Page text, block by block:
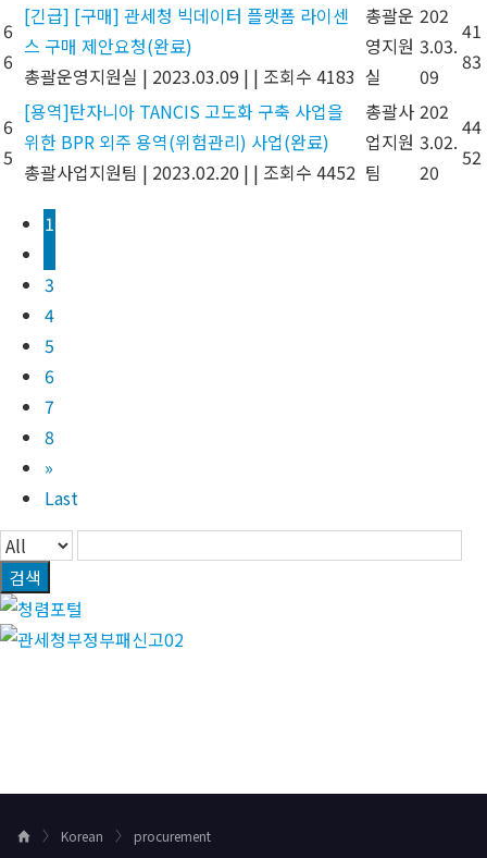
6
6
[긴급] [구매] 관세청 빅데이터 플랫폼 라이센
스 구매 제안요청(완료)
총괄운영지원실 | 2023.03.09 | | 조회수 4183
총괄운
영지원
실
202
3.03.
09
41
83
6
5
[용역]탄자니아 TANCIS 고도화 구축 사업을
위한 BPR 외주 용역(위험관리) 사업(완료)
총괄사업지원팀 | 2023.02.20 | | 조회수 4452
총괄사
업지원
팀
202
3.02.
20
44
52
1
3
4
5
6
7
8
»
Last
검색
H
Korean procurement